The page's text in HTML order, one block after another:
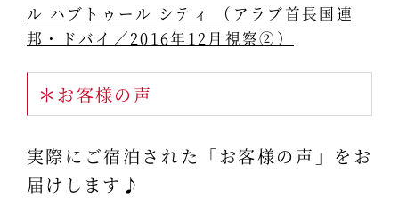
ル ハブトゥール シティ （アラブ首長国連
邦・ドバイ／2016年12月視察②）
＊お客様の声
実際にご宿泊された「お客様の声」をお
届けします♪